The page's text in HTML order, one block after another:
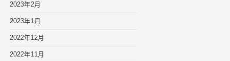
2023年2月
2023年1月
2022年12月
2022年11月